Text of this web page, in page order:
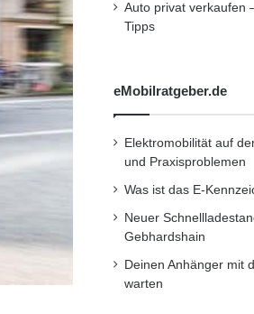
Auto privat verkaufen
Tipps
eMobilratgeber.de
Elektromobilität auf
und Praxisproblemen
Was ist das E-
Neuer
Gebhardshain
Deinen Anhänger mit
warten